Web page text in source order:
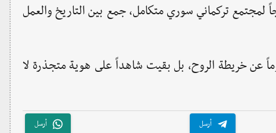
تركماني سوري متكامل، جمع بين التاريخ والعمل
عن خريطة الروح، بل بقيت شاهداً على هوية متجذرة لا
أرسل أرسل